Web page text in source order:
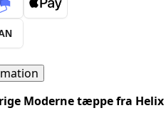
Moderne tæppe fra Helix